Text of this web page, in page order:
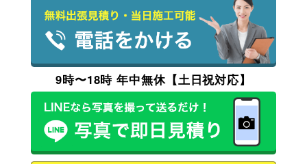
9時〜18時 年中無休【土日祝対応】